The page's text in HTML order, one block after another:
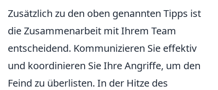
Zusätzlich zu den oben genannten Tipps ist
die Zusammenarbeit mit Ihrem Team
entscheidend. Kommunizieren Sie effektiv
und koordinieren Sie Ihre Angriffe, um den
Feind zu überlisten. In der Hitze des